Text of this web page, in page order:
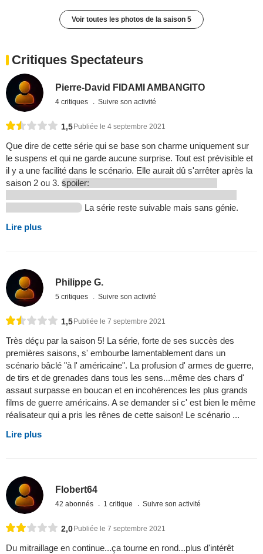
Voir toutes les photos de la saison 5
Critiques Spectateurs
Pierre-David FIDAMI AMBANGITO
4 critiques Suivre son activité
1,5Publiée le 4 septembre 2021
Que dire de cette série qui se base son charme uniquement sur
le suspens et qui ne garde aucune surprise. Tout est prévisible et
il y a une facilité dans le scénario. Elle aurait dû s'arrêter après la
saison 2 ou 3. spoiler:
La série reste suivable mais sans génie.
Lire plus
Philippe G.
5 critiques Suivre son activité
1,5Publiée le 7 septembre 2021
Très déçu par la saison 5! La série, forte de ses succès des
premières saisons, s' embourbe lamentablement dans un
scénario bâclé "à l' américaine". La profusion d' armes de guerre,
de tirs et de grenades dans tous les sens...même des chars d'
assaut surpasse en boucan et en incohérences les plus grands
films de guerre américains. A se demander si c' est bien le même
réalisateur qui a pris les rênes de cette saison! Le scénario ...
Lire plus
Flobert64
42 abonnés 1 critique Suivre son activité
2,0 Publiée le 7 septembre 2021
Du mitraillage en continue...ça tourne en rond...plus d'intérêt